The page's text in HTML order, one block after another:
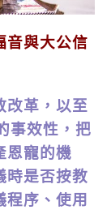
音與大公信
改革，以至
事效性，把
恩寵的機
時是否按教
序、使用